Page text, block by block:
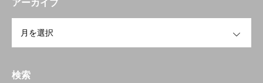
フクコウの生活
フクコウへのサポート
アーカイブ
検索